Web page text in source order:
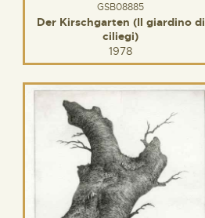
GSB08885
Der Kirschgarten (Il giardino di
ciliegi)
1978